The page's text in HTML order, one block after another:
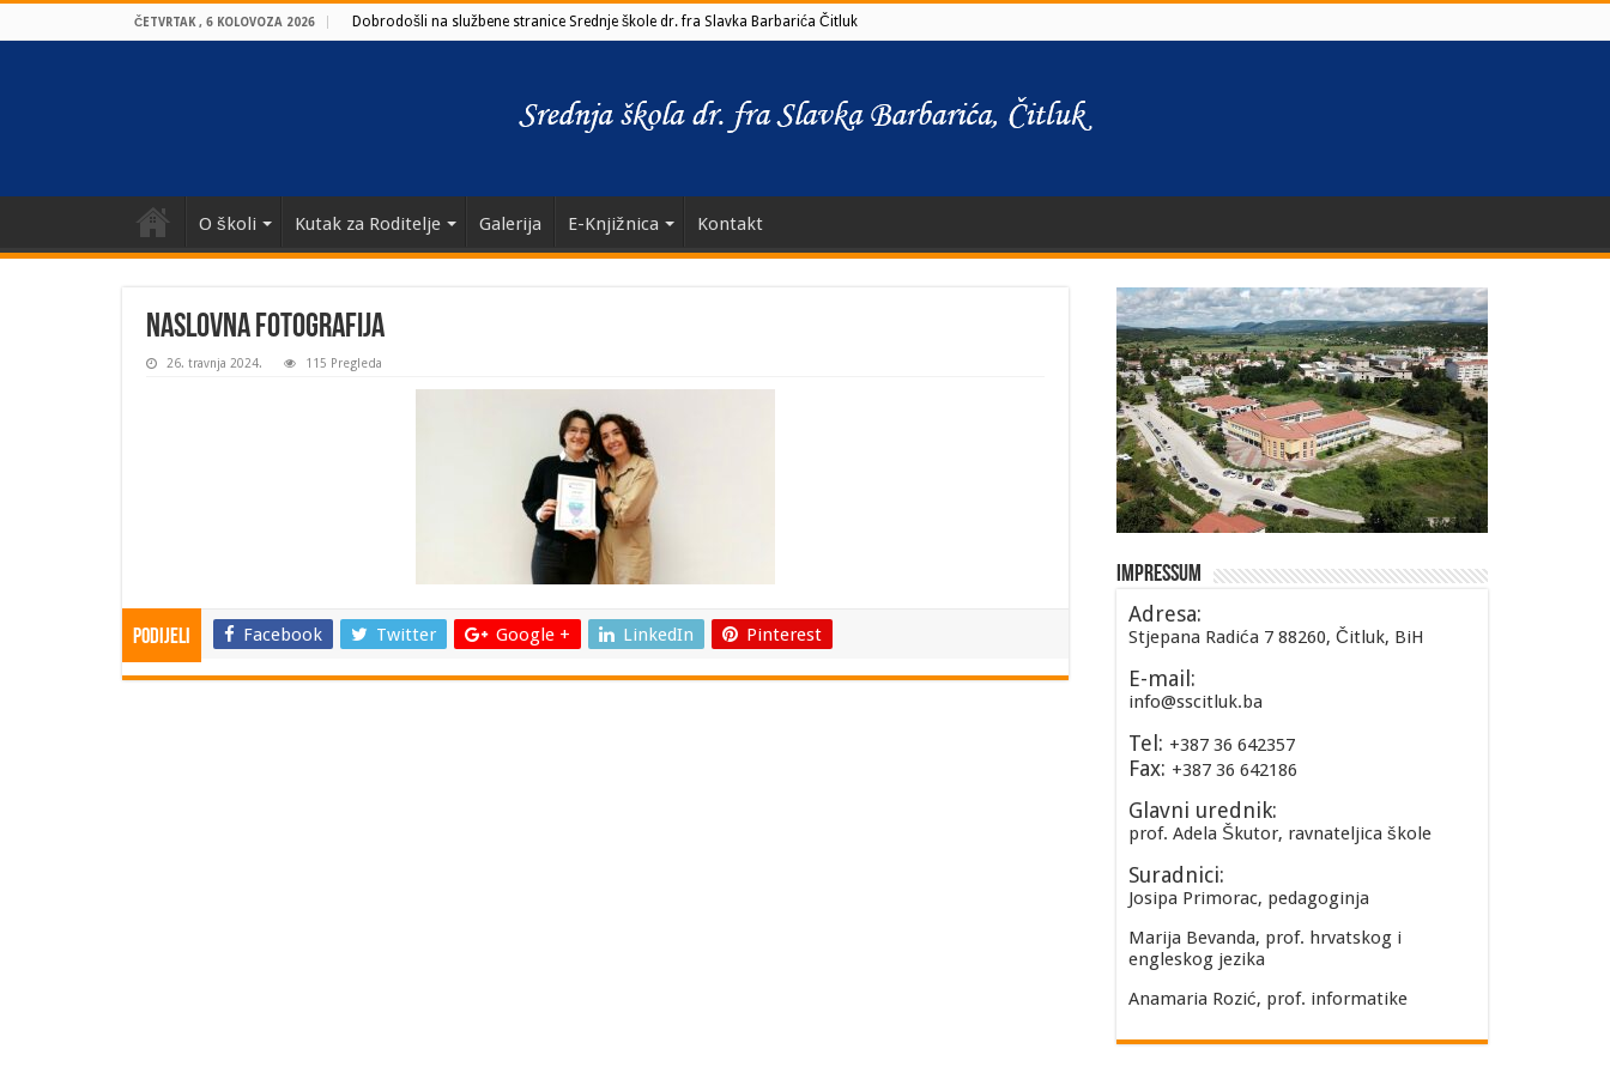
ČETVRTAK , 6 KOLOVOZA 2026 Dobrodošli na službene stranice Srednje škole dr. fra Slavka Barbarića Čitluk
O školi Kutak za Roditelje Galerija E-Knjižnica Kontakt
naslovna fotografija
26. travnja 2024. 115 Pregleda
Podijeli Facebook Twitter Google + LinkedIn Pinterest
Impressum
Adresa:
Stjepana Radića 7 88260, Čitluk, BiH
E-mail:
info@sscitluk.ba
Tel: +387 36 642357
Fax: +387 36 642186
Glavni urednik:
prof. Adela Škutor, ravnateljica škole
Suradnici:
Josipa Primorac, pedagoginja
Marija Bevanda, prof. hrvatskog i
engleskog jezika
Anamaria Rozić, prof. informatike